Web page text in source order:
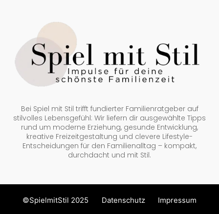
Bei Spiel mit Stil trifft fundierter Familienratgeber auf
stilvolles Lebensgefühl: Wir liefern dir ausgewählte Tipps
rund um moderne Erziehung, gesunde Entwicklung,
kreative Freizeitgestaltung und clevere Lifestyle-
Entscheidungen für den Familienalltag – kompakt,
durchdacht und mit Stil.
©SpielmitStil 2025 Datenschutz Impressum